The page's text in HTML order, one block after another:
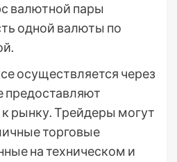
валютной пары
одной валюты по
осуществляется через
предоставляют
рынку. Трейдеры могут
торговые
на техническом и